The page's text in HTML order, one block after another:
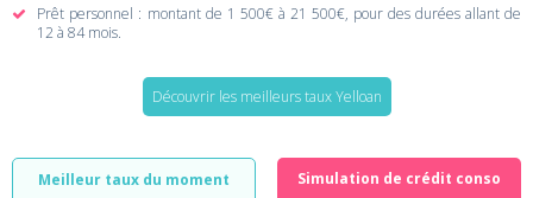
Prêt personnel : montant de 1 500€ à 21 500€, pour des durées allant de
12 à 84 mois.
Découvrir les meilleurs taux Yelloan
Meilleur taux du moment Simulation de crédit conso